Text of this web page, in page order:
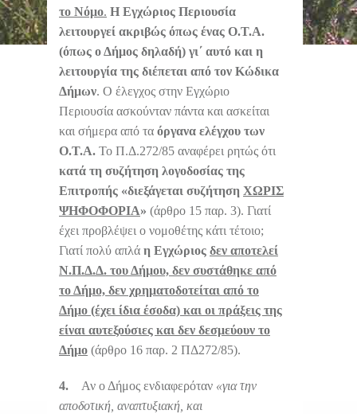
το Νόμο. Η Εγχώριος Περιουσία
λειτουργεί ακριβώς όπως ένας Ο.Τ.Α.
(όπως ο Δήμος δηλαδή) γι΄ αυτό και η
λειτουργία της διέπεται από τον Κώδικα
Δήμων. Ο έλεγχος στην Εγχώριο
Περιουσία ασκούνταν πάντα και ασκείται
και σήμερα από τα όργανα ελέγχου των
Ο.Τ.Α. Το Π.Δ.272/85 αναφέρει ρητώς ότι
κατά τη συζήτηση λογοδοσίας της
Επιτροπής «διεξάγεται συζήτηση ΧΩΡΙΣ
ΨΗΦΟΦΟΡΙΑ» (άρθρο 15 παρ. 3). Γιατί
έχει προβλέψει ο νομοθέτης κάτι τέτοιο;
Γιατί πολύ απλά η Εγχώριος δεν αποτελεί
Ν.Π.Δ.Δ. του Δήμου, δεν συστάθηκε από
το Δήμο, δεν χρηματοδοτείται από το
Δήμο (έχει ίδια έσοδα) και οι πράξεις της
είναι αυτεξούσιες και δεν δεσμεύουν το
Δήμο (άρθρο 16 παρ. 2 ΠΔ272/85).
4. Αν ο Δήμος ενδιαφερόταν «για την
αποδοτική, αναπτυξιακή, και